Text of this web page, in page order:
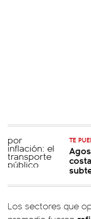
TE
Los sectores que